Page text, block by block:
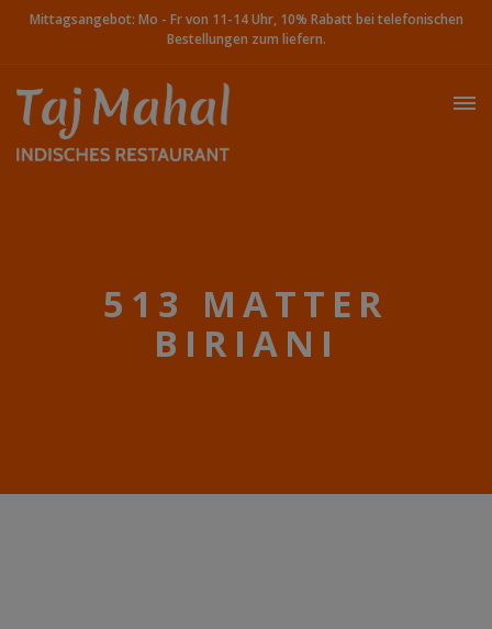
Mittagsangebot: Mo - Fr von 11-14 Uhr, 10% Rabatt bei telefonischen
Bestellungen zum liefern.
513 MATTER
BIRIANI